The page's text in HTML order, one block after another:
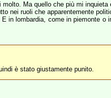
Ma quello che più mi
nei ruoli che apparentemente
in lombardia, come in piemonte
è stato giustamente punito.